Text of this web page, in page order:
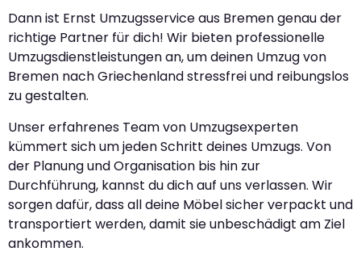
Dann ist Ernst Umzugsservice aus Bremen genau der
richtige Partner für dich! Wir bieten professionelle
Umzugsdienstleistungen an, um deinen Umzug von
Bremen nach Griechenland stressfrei und reibungslos
zu gestalten.
Unser erfahrenes Team von Umzugsexperten
kümmert sich um jeden Schritt deines Umzugs. Von
der Planung und Organisation bis hin zur
Durchführung, kannst du dich auf uns verlassen. Wir
sorgen dafür, dass all deine Möbel sicher verpackt und
transportiert werden, damit sie unbeschädigt am Ziel
ankommen.